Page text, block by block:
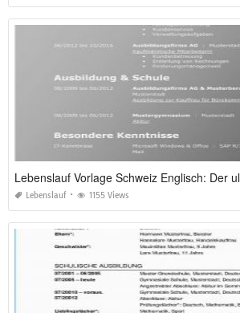
Lebenslauf 1155 Views